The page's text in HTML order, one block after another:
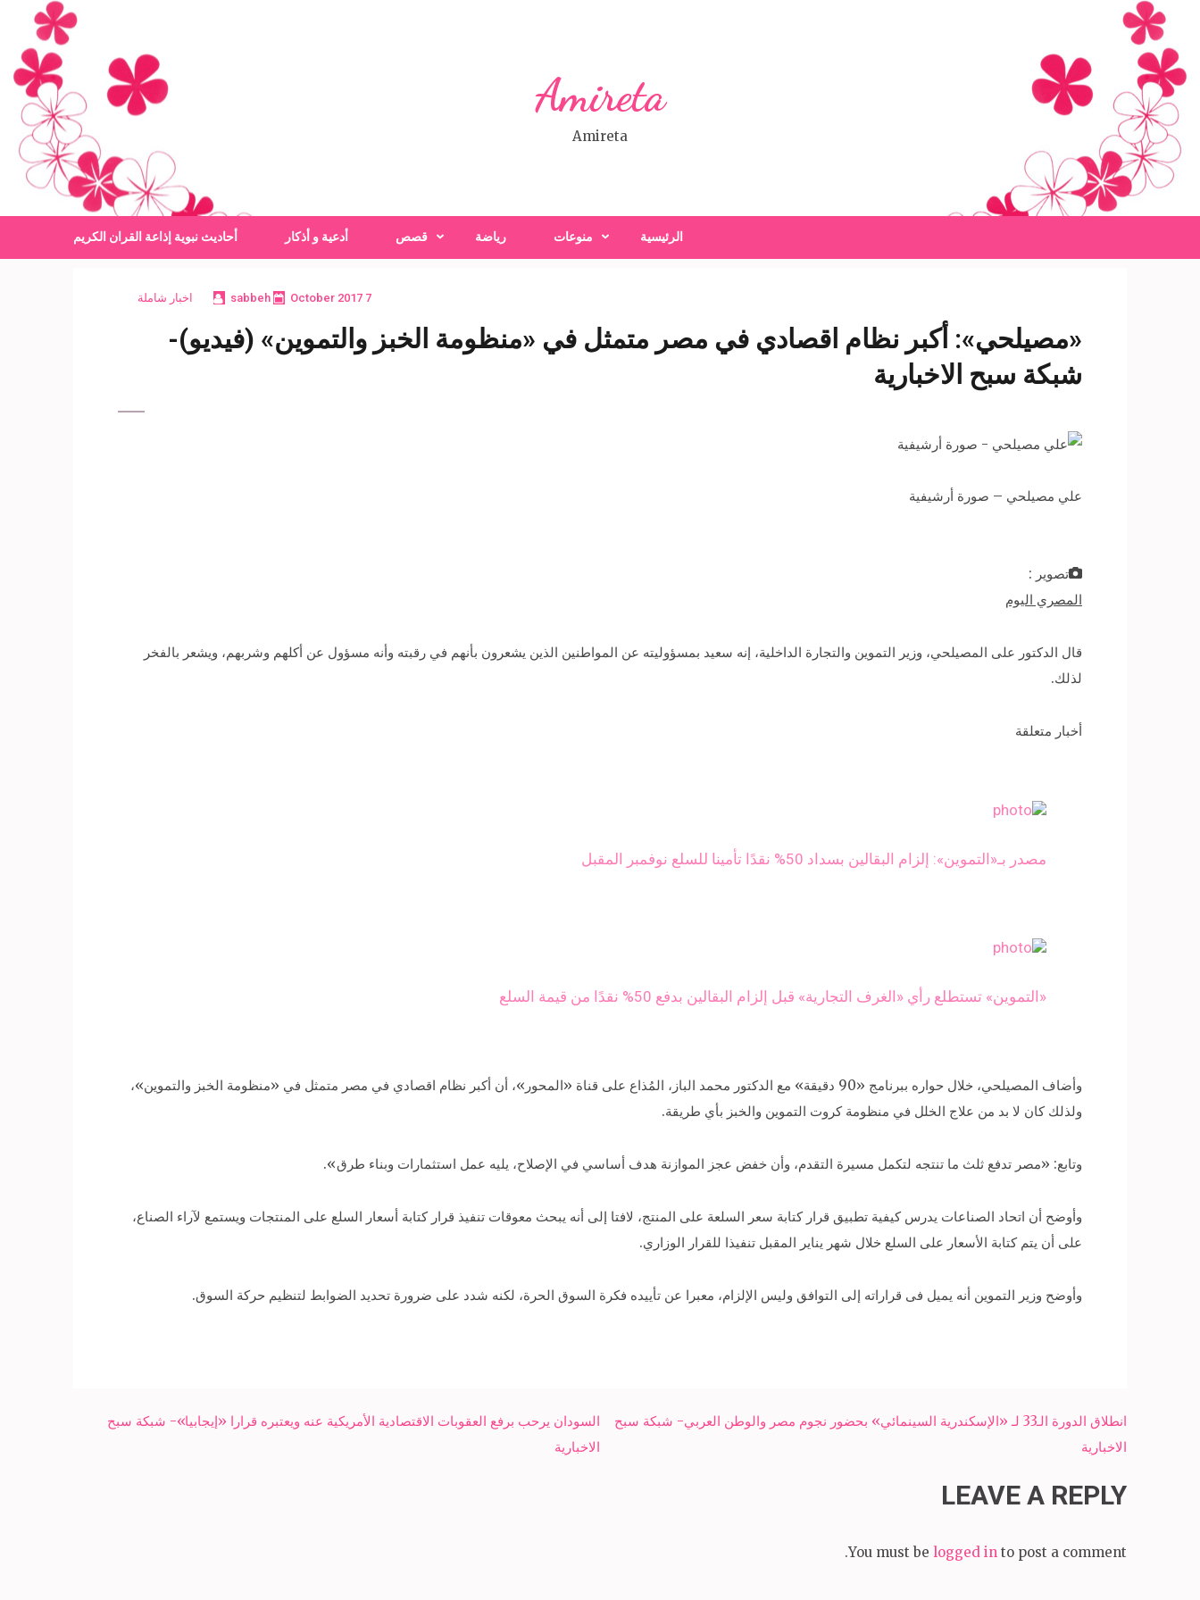
content
(Press
Enter)
Amireta
Amireta
الرئيسية منوعات رياضة قصص أدعية و أذكار أحاديث نبوية إذاعة القران الكريم
7 October 2017
sabbeh اخبار شاملة
«مصيلحي»: أكبر نظام اقصادي في مصر متمثل في «منظومة الخبز والتموين» (فيديو)-
شبكة سبح الاخبارية
علي مصيلحي – صورة أرشيفية
تصوير :
المصري اليوم
قال الدكتور على المصيلحي، وزير التموين والتجارة الداخلية، إنه سعيد بمسؤوليته عن المواطنين الذين يشعرون بأنهم في رقبته وأنه مسؤول عن أكلهم وشربهم، ويشعر بالفخر
لذلك.
أخبار متعلقة
مصدر بـ«التموين»: إلزام البقالين بسداد 50% نقدًا تأمينا للسلع نوفمبر المقبل
«التموين» تستطلع رأي «الغرف التجارية» قبل إلزام البقالين بدفع 50% نقدًا من قيمة السلع
وأضاف المصيلحي، خلال حواره ببرنامج «90 دقيقة» مع الدكتور محمد الباز، المُذاع على قناة «المحور»، أن أكبر نظام اقصادي في مصر متمثل في «منظومة الخبز والتموين»،
ولذلك كان لا بد من علاج الخلل في منظومة كروت التموين والخبز بأي طريقة.
وتابع: «مصر تدفع ثلث ما تنتجه لتكمل مسيرة التقدم، وأن خفض عجز الموازنة هدف أساسي في الإصلاح، يليه عمل استثمارات وبناء طرق».
وأوضح أن اتحاد الصناعات يدرس كيفية تطبيق قرار كتابة سعر السلعة على المنتج، لافتا إلى أنه يبحث معوقات تنفيذ قرار كتابة أسعار السلع على المنتجات ويستمع لآراء الصناع،
على أن يتم كتابة الأسعار على السلع خلال شهر يناير المقبل تنفيذا للقرار الوزاري.
وأوضح وزير التموين أنه يميل فى قراراته إلى التوافق وليس الإلزام، معبرا عن تأييده فكرة السوق الحرة، لكنه شدد على ضرورة تحديد الضوابط لتنظيم حركة السوق.
Post
navigation
السودان يرحب برفع العقوبات الاقتصادية الأمريكية عنه ويعتبره قرارا «إيجابيا»- شبكة سبح
الاخبارية
انطلاق الدورة الـ33 لـ «الإسكندرية السينمائي» بحضور نجوم مصر والوطن العربي- شبكة سبح
الاخبارية
LEAVE A REPLY
You must be logged in to post a comment.